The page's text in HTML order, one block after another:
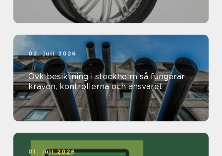
02. juli 2026
Ovk besiktning i stockholm så fungerar
kraven, kontrollerna och ansvaret
01. juli 2026